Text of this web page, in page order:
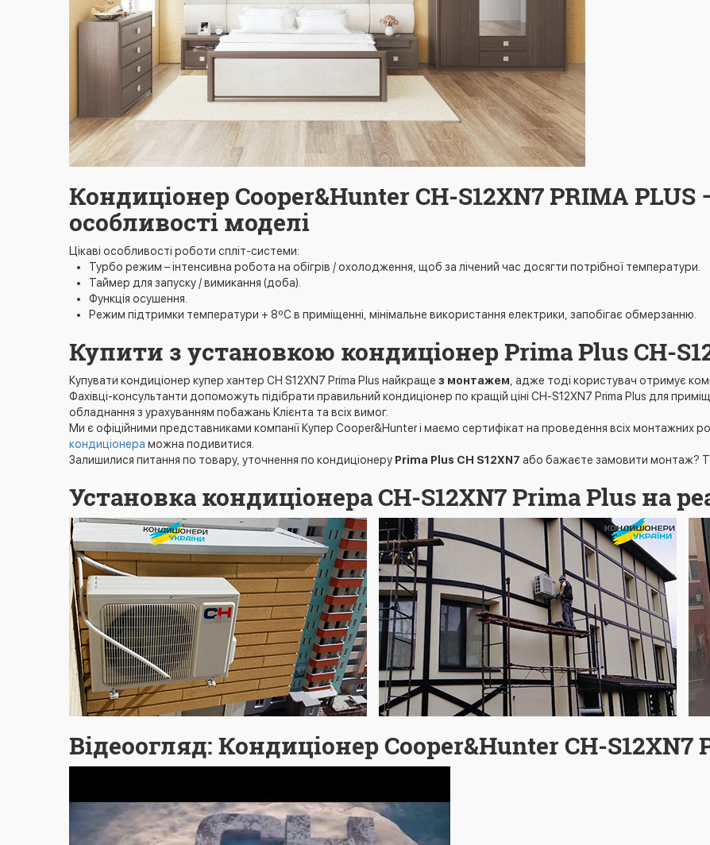
Кондиціонер Cooper&Hunter CH-S12XN7 PRIMA PLUS
особливості моделі
Цікаві особливості роботи спліт-системи:
Турбо режим – інтенсивна робота на обігрів / охолодження, щоб за лічений час досягти потрібної температури.
Таймер для запуску / вимикання (доба).
Функція осушення.
Режим підтримки температури + 8ºС в приміщенні, мінімальне використання електрики, запобігає обмерзанню.
Купити з установкою кондиціонер Prima Plus CH-
Купувати кондиціонер купер хантер CH S12XN7 Prima Plus найкраще з монтажем , адже тоді користувач отримує
Фахівці-консультанти допоможуть підібрати правильний кондиціонер по кращій ціні CH-S12XN7 Prima Plus для
обладнання з урахуванням побажань Клієнта та всіх вимог.
Ми є офіційними представниками компанії Купер Cooper&Hunter і маємо сертифікат на проведення всіх монтажних
кондиціонера можна подивитися.
Залишилися питання по товару, уточнення по кондиціонеру Prima Plus CH S12XN7 або бажаєте замовити монтаж?
Установка кондиціонера CH-S12XN7 Prima Plus на
Відеоогляд: Кондиціонер Cooper&Hunter CH-S12XN7